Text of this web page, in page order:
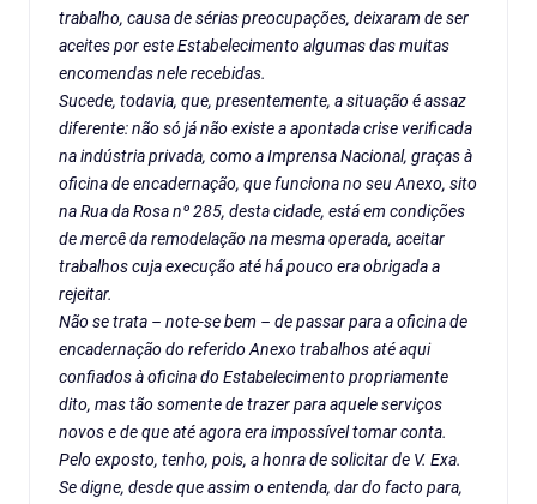
trabalho, causa de sérias preocupações, deixaram de ser
aceites por este Estabelecimento algumas das muitas
encomendas nele recebidas.
Sucede, todavia, que, presentemente, a situação é assaz
diferente: não só já não existe a apontada crise verificada
na indústria privada, como a Imprensa Nacional, graças à
oficina de encadernação, que funciona no seu Anexo, sito
na Rua da Rosa nº 285, desta cidade, está em condições
de mercê da remodelação na mesma operada, aceitar
trabalhos cuja execução até há pouco era obrigada a
rejeitar.
Não se trata – note-se bem – de passar para a oficina de
encadernação do referido Anexo trabalhos até aqui
confiados à oficina do Estabelecimento propriamente
dito, mas tão somente de trazer para aquele serviços
novos e de que até agora era impossível tomar conta.
Pelo exposto, tenho, pois, a honra de solicitar de V. Exa.
Se digne, desde que assim o entenda, dar do facto para,